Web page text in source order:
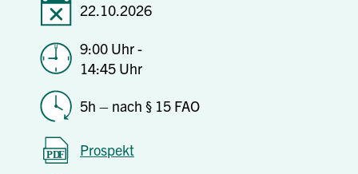
22.10.2026
9:00 Uhr -
14:45 Uhr
5h – nach § 15 FAO
Prospekt